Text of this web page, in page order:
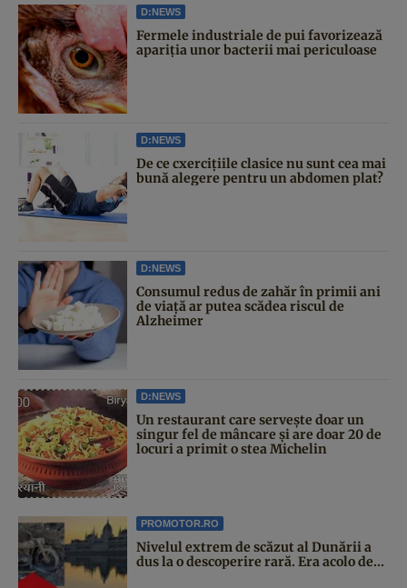
D:NEWS
Fermele industriale de pui favorizează
apariția unor bacterii mai periculoase
D:NEWS
De ce cxercițiile clasice nu sunt cea mai
bună alegere pentru un abdomen plat?
D:NEWS
Consumul redus de zahăr în primii ani
de viață ar putea scădea riscul de
Alzheimer
D:NEWS
Un restaurant care servește doar un
singur fel de mâncare și are doar 20 de
locuri a primit o stea Michelin
PROMOTOR.RO
Nivelul extrem de scăzut al Dunării a
dus la o descoperire rară. Era acolo de...